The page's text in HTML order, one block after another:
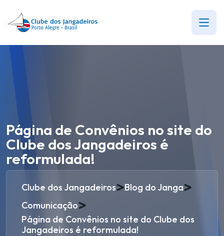
Página de Convênios no site do
Clube dos Jangadeiros é
reformulada!
Clube dos Jangadeiros>Blog do Janga>
Comunicação>
Página de Convênios no site do Clube dos
Jangadeiros é reformulada!